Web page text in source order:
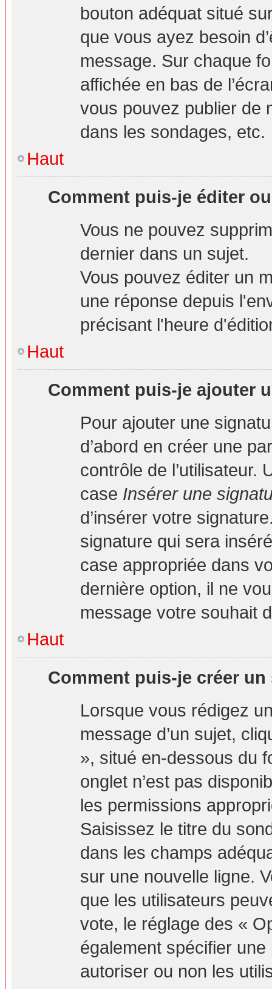
bouton adéquat situé
que vous ayez besoin
message. Sur chaque
affichée en bas de
vous pouvez publier de
dans les sondages, etc.
Haut
Comment puis-je éditer
Vous ne pouvez
dernier dans un sujet.
Vous pouvez éditer un
une réponse depuis
précisant l'heure
Haut
Comment puis-je ajouter
Pour ajouter une
d’abord en créer une
contrôle de l’utilisateur.
case Insérer une
d’insérer votre
signature qui sera
case appropriée dans
dernière option, il ne
message votre souhait
Haut
Comment puis-je créer un
Lorsque vous rédigez
message d’un sujet,
», situé en-dessous du
onglet n’est pas
les permissions
Saisissez le titre du
dans les champs
sur une nouvelle ligne.
que les utilisateurs
vote, le réglage des «
également spécifier
autoriser ou non les